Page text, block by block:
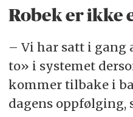
Robek er ikke
– Vi har satt i gang
to» i systemet
kommer tilbake i
dagens oppfølging,